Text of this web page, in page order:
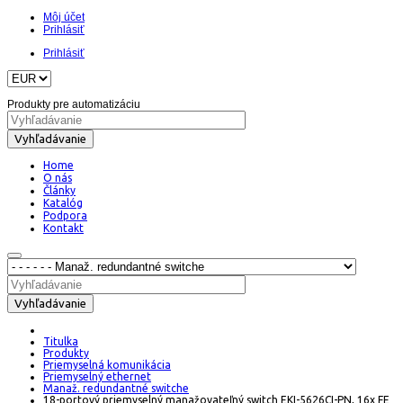
Môj účet
Prihlásiť
Prihlásiť
Produkty pre automatizáciu
Vyhľadávanie
Home
O nás
Články
Katalóg
Podpora
Kontakt
Vyhľadávanie
Titulka
Produkty
Priemyselná komunikácia
Priemyselný ethernet
Manaž. redundantné switche
18-portový priemyselný manažovateľný switch EKI-5626CI-PN, 16x FE